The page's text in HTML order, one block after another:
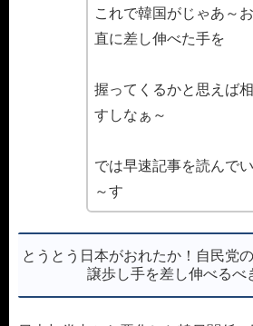
これで韓国がじゃあ～
直に差し伸べた手を
握ってくるかと思えば
すしなぁ～
では早速記事を読んで
～す
とうとう日本がおれたか！自民党
譲歩し手を差し伸べるべ